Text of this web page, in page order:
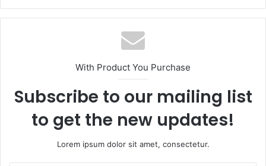
With Product You Purchase
Subscribe to our mailing list
to get the new updates!
Lorem ipsum dolor sit amet, consectetur.